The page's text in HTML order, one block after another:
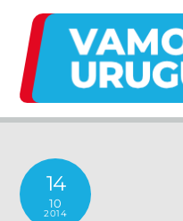
content
14
10
2014